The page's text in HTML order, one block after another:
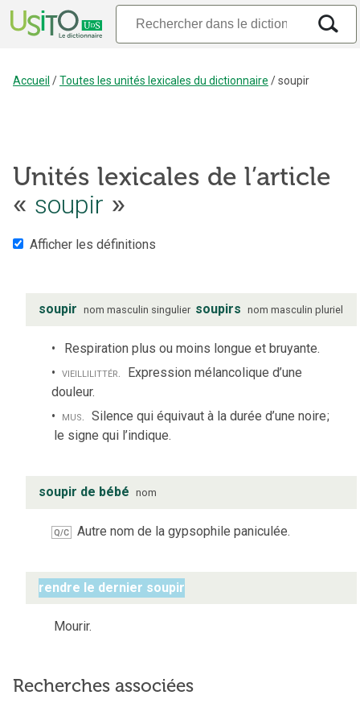
Accueil /Toutes les unités lexicales du dictionnaire /soupir
Unités lexicales de l’article
« soupir »
Afficher les définitions
soupir nom masculin singulier soupirs nom masculin pluriel
Respiration plus ou moins longue et bruyante.
vieillilittér. Expression mélancolique d’une
douleur.
mus. Silence qui équivaut à la durée d’une noire;
le signe qui l’indique.
soupir de bébé nom
Q/C Autre nom de la gypsophile paniculée.
rendre le dernier soupir
Mourir.
Recherches associées